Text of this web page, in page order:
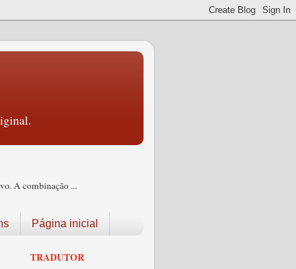
A combinação ...
Página inicial
TRADUTOR